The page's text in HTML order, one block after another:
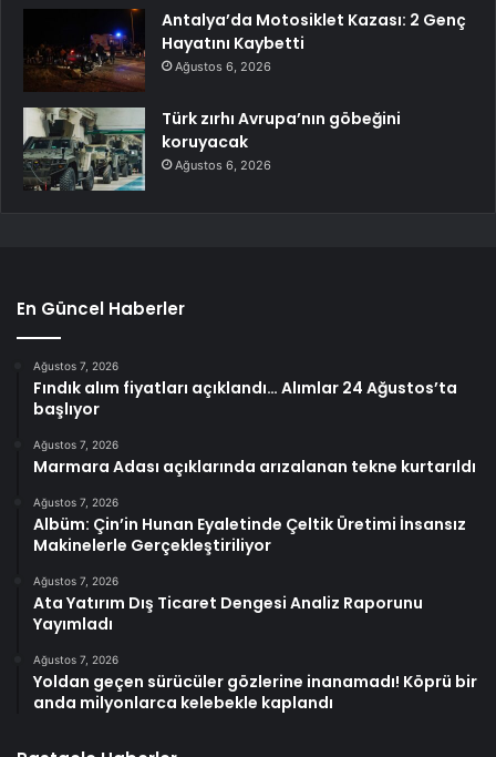
Antalya’da Motosiklet Kazası: 2 Genç
Hayatını Kaybetti
Ağustos 6, 2026
Türk zırhı Avrupa’nın göbeğini
koruyacak
Ağustos 6, 2026
En Güncel Haberler
Ağustos 7, 2026
Fındık alım fiyatları açıklandı… Alımlar 24 Ağustos’ta
başlıyor
Ağustos 7, 2026
Marmara Adası açıklarında arızalanan tekne kurtarıldı
Ağustos 7, 2026
Albüm: Çin’in Hunan Eyaletinde Çeltik Üretimi İnsansız
Makinelerle Gerçekleştiriliyor
Ağustos 7, 2026
Ata Yatırım Dış Ticaret Dengesi Analiz Raporunu
Yayımladı
Ağustos 7, 2026
Yoldan geçen sürücüler gözlerine inanamadı! Köprü bir
anda milyonlarca kelebekle kaplandı